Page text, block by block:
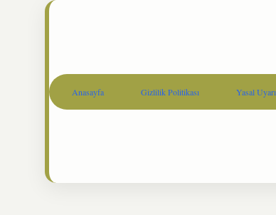
Anasayfa Gizlilik Politikası Yasal Uyarı